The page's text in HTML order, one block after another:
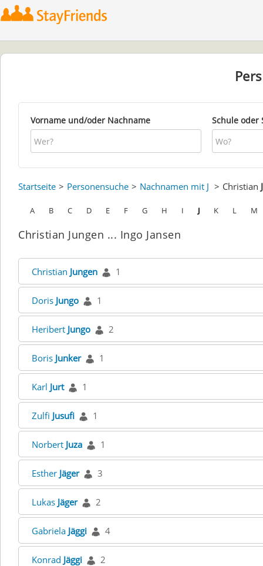
Vorname und/oder Nachname Schule oder
Startseite Personensuche Nachnamen mit J Christian
A B C D E F G H I J K L M
Christian Jungen ... Ingo Jansen
Christian Jungen 1
Doris Jungo 1
Heribert Jungo 2
Boris Junker 1
Karl Jurt 1
Zulfi Jusufi 1
Norbert Juza 1
Esther Jäger 3
Lukas Jäger 2
Gabriela Jäggi 4
Konrad Jäggi 2